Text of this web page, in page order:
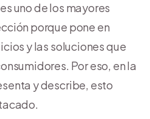
es uno de los mayores
porque pone en
y las soluciones que
Por eso, en la
y describe, esto